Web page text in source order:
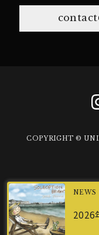
2026
COPYRIGHT ©